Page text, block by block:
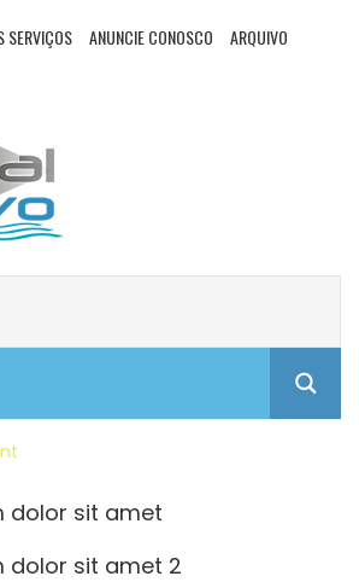
SERVIÇOS ANUNCIE CONOSCO ARQUIVO
dolor sit amet
dolor sit amet 2